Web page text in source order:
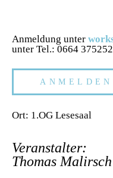
Anmeldung unter
unter Tel.: 0664
ANMELDEN
Ort: 1.OG Lesesaal
Veranstalter:
Thomas Malirsch